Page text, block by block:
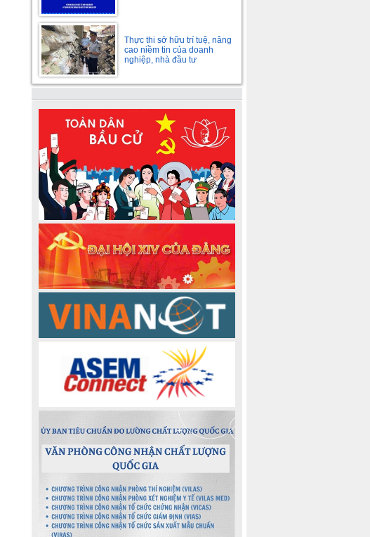
Thực thi sở hữu trí tuệ, nâng
cao niềm tin của doanh
nghiệp, nhà đầu tư